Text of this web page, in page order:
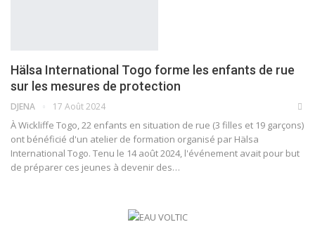
Hälsa International Togo forme les enfants de rue
sur les mesures de protection
DJENA 17 Août 2024
À Wickliffe Togo, 22 enfants en situation de rue (3 filles et 19 garçons)
ont bénéficié d'un atelier de formation organisé par Hälsa
International Togo. Tenu le 14 août 2024, l'événement avait pour but
de préparer ces jeunes à devenir des…